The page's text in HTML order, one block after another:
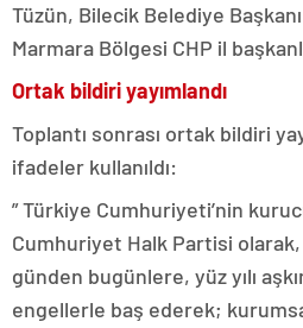
Tüzün, Bilecik Belediye
Marmara Bölgesi CHP il
Ortak bildiri yayımlandı
Toplantı sonrası ortak bildiri
ifadeler kullanıldı:
” Türkiye Cumhuriyeti’nin
Cumhuriyet Halk Partisi
günden bugünlere, yüz yılı
engellerle baş ederek;